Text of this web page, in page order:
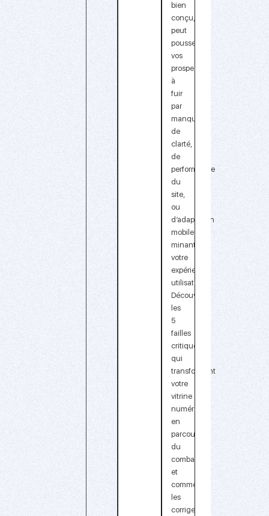
bien
conçu,
peut
pousser
vos
prospects
à
fuir
par
manque
de
clarté,
de
performance
du
site,
ou
d’adaptation
mobile,
minant
votre
expérience
utilisateur.
Découvrez
les
5
failles
critiques
qui
transforment
votre
vitrine
numérique
en
parcours
du
combattant
et
comment
les
corriger